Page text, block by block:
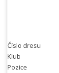
Číslo dresu
Klub
Pozice